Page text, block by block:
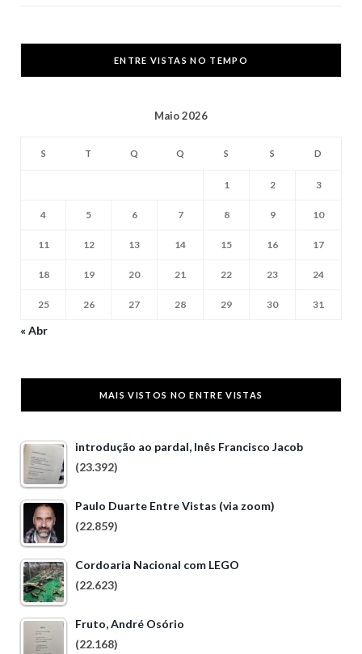
ENTRE VISTAS NO TEMPO
Maio 2026
S T Q Q S S D
1 2 3
4 5 6 7 8 9 10
11 12 13 14 15 16 17
18 19 20 21 22 23 24
25 26 27 28 29 30 31
« Abr
MAIS VISTOS NO ENTRE VISTAS
introdução ao pardal, Inês Francisco Jacob
(23.392)
Paulo Duarte Entre Vistas (via zoom)
(22.859)
Cordoaria Nacional com LEGO
(22.623)
Fruto, André Osório
(22.168)